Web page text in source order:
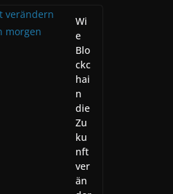
Wi
e
Blo
ckc
hai
n
die
Zu
ku
nft
ver
än